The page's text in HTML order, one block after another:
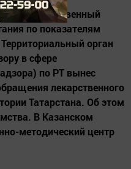
лекарственный
по показателям
орган
в сфере
по РТ вынес
лекарственного
Татарстана. Об этом
В Казанском
методический центр